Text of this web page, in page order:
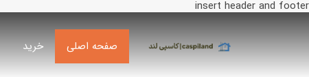
insert header and footer
صفحه اصلی خرید